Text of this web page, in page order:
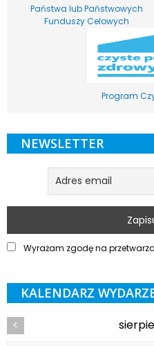
Państwa lub Państwowych
Funduszy Celowych
Program
NEWSLETTER
Wyrażam zgodę na
KALENDARZ
<